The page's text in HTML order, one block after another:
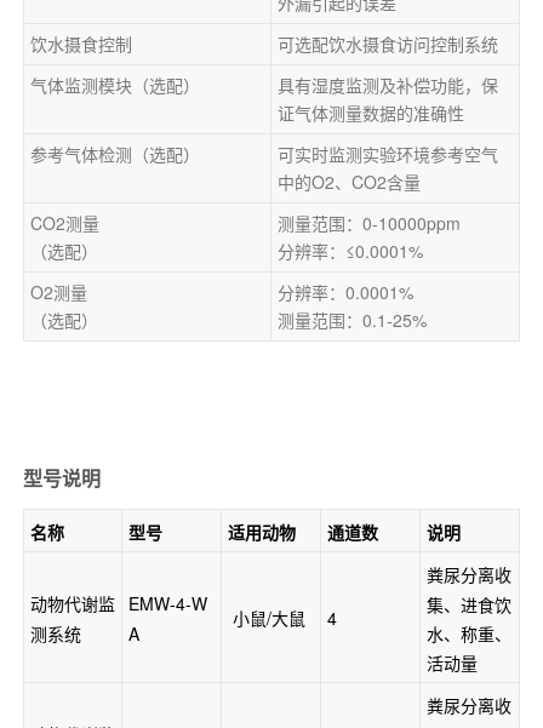
饮水摄食控制
可选配饮水摄食访问控制系统
气体监测模块（选配）
具有湿度监测及补偿功能，保
证气体测量数据的准确性
参考气体检测 （选配）
可实时监测实验环境参考空气
中的O2、CO2含量
CO2测量
（选配）
测量范围：0-10000ppm
分辨率：≤0.0001%
O2测量
（选配）
分辨率：0.0001%
测量范围：0.1-25%
型号说明
名称 型号 适用动物 通道数 说明
动物代谢监
测系统
EMW-4-W
A
小鼠/大鼠 4
粪尿分离收
集、 进食饮
水、 称重、
活动量
粪尿分离收